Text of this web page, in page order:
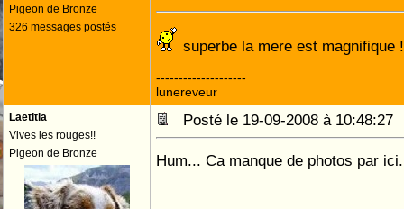
Pigeon de Bronze
326 messages postés
superbe la mere est magnifique
--------------------
lunereveur
Laetitia
Vives les rouges!!
Pigeon de Bronze
Posté le 19-09-2008 à
Hum... Ca manque de photos par